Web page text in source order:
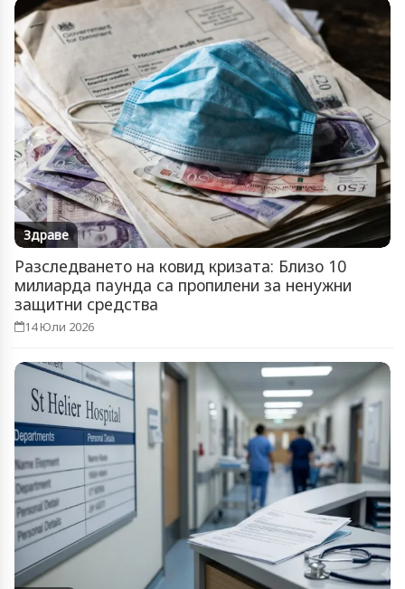
Здраве
Разследването на ковид кризата: Близо 10
милиарда паунда са пропилени за ненужни
защитни средства
14 Юли 2026